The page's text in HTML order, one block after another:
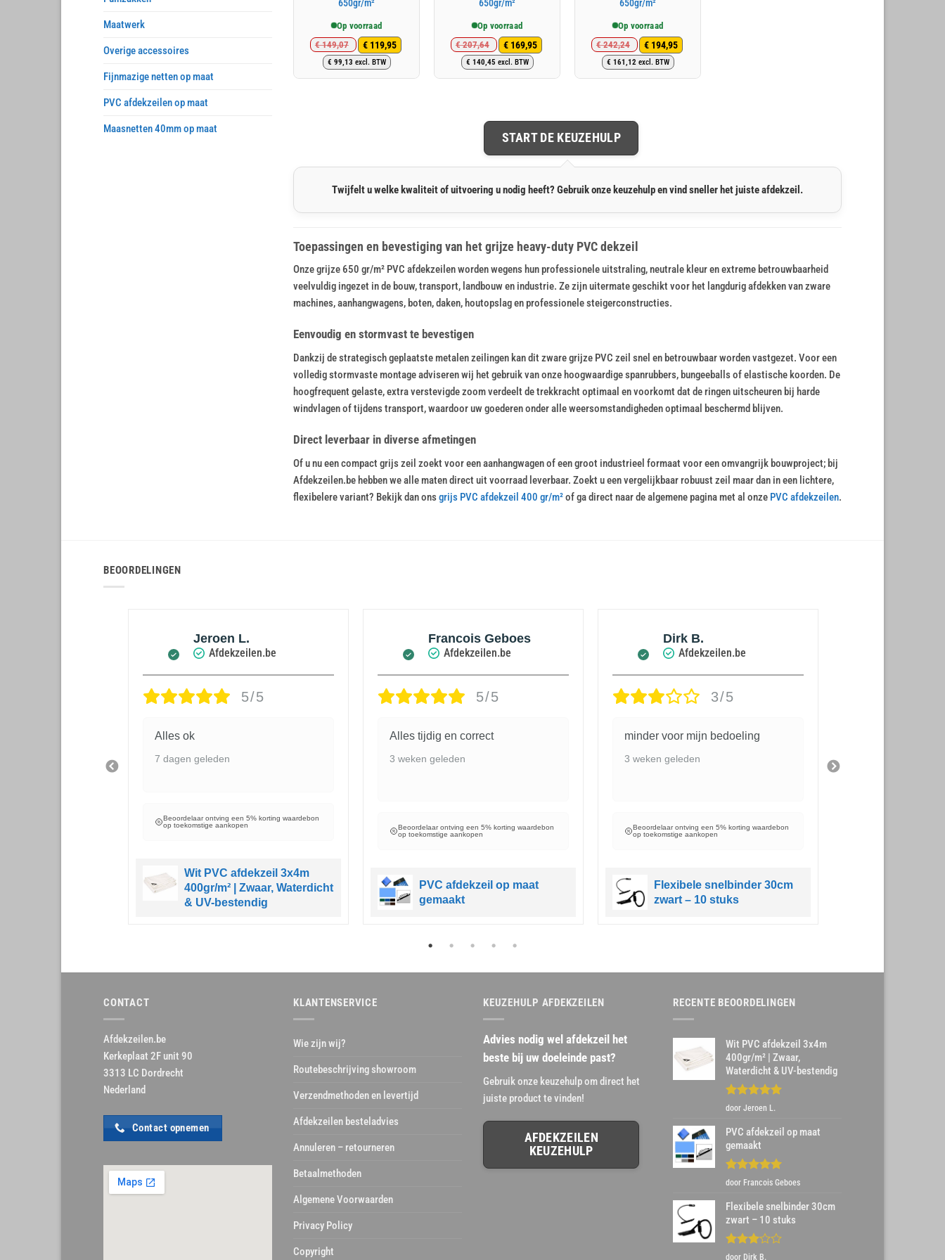
Maatwerk
Overige accessoires
Fijnmazige netten op maat
PVC afdekzeilen op maat
Maasnetten 40mm op maat
650gr/m²
Op voorraad
€149,07
Oorspronkelijke
prijs
was:
€ 119,95
Huidige
prijs
is:
€ 99,13 excl. BTW
650gr/m²
Op voorraad
€207,64
Oorspronkelijke
prijs
was:
€ 169,95
Huidige
prijs
is:
€ 140,45 excl. BTW
650gr/m²
Op voorraad
€242,24
Oorspronkelijke
prijs
was:
€ 194,95
Huidige
prijs
is:
€ 161,12excl. BTW
START DE KEUZEHULP
Twijfelt u welke kwaliteit of uitvoering u nodig heeft? Gebruik onze keuzehulp en vind sneller het juiste afdekzeil.
Toepassingen en bevestiging van het grijze heavy-duty PVC dekzeil
Onze grijze 650 gr/m² PVC afdekzeilen worden wegens hun professionele uitstraling, neutrale kleur en extreme betrouwbaarheid
veelvuldig ingezet in de bouw, transport, landbouw en industrie. Ze zijn uitermate geschikt voor het langdurig afdekken van zware
machines, aanhangwagens, boten, daken, houtopslag en professionele steigerconstructies.
Eenvoudig en stormvast te bevestigen
Dankzij de strategisch geplaatste metalen zeilingen kan dit zware grijze PVC zeil snel en betrouwbaar worden vastgezet. Voor een
volledig stormvaste montage adviseren wij het gebruik van onze hoogwaardige spanrubbers, bungeeballs of elastische koorden. De
hoogfrequent gelaste, extra verstevigde zoom verdeelt de trekkracht optimaal en voorkomt dat de ringen uitscheuren bij harde
windvlagen of tijdens transport, waardoor uw goederen onder alle weersomstandigheden optimaal beschermd blijven.
Direct leverbaar in diverse afmetingen
Of u nu een compact grijs zeil zoekt voor een aanhangwagen of een groot industrieel formaat voor een omvangrijk bouwproject; bij
Afdekzeilen.be hebben we alle maten direct uit voorraad leverbaar. Zoekt u een vergelijkbaar robuust zeil maar dan in een lichtere,
flexibelere variant? Bekijk dan onsgrijs PVC afdekzeil 400 gr/m²of ga direct naar de algemene pagina met al onze PVC afdekzeilen.
BEOORDELINGEN
Jeroen L.
Afdekzeilen.be
5/5
Alles ok
7 dagen geleden
Beoordelaar ontving een 5% korting waardebon
op toekomstige aankopen
Wit PVC afdekzeil 3x4m
400gr/m² | Zwaar, Waterdicht
& UV-bestendig
Francois Geboes
Afdekzeilen.be
5/5
Alles tijdig en correct
3 weken geleden
Beoordelaar ontving een 5% korting waardebon
op toekomstige aankopen
PVC afdekzeil op maat
gemaakt
Dirk B.
Afdekzeilen.be
3/5
minder voor mijn bedoeling
3 weken geleden
Beoordelaar ontving een 5% korting waardebon
op toekomstige aankopen
Flexibele snelbinder 30cm
zwart – 10 stuks
CONTACT
Afdekzeilen.be
Kerkeplaat 2F unit 90
3313 LC Dordrecht
Nederland
Contact opnemen
KLANTENSERVICE
Wie zijn wij?
Routebeschrijving showroom
Verzendmethoden en levertijd
Afdekzeilen besteladvies
Annuleren – retourneren
Betaalmethoden
Algemene Voorwaarden
Privacy Policy
Copyright
KEUZEHULP AFDEKZEILEN
Advies nodig wel afdekzeil het
beste bij uw doeleinde past?
Gebruik onze keuzehulp om direct het
juiste product te vinden!
AFDEKZEILEN
KEUZEHULP
RECENTE BEOORDELINGEN
Wit PVC afdekzeil 3x4m
400gr/m² | Zwaar,
Waterdicht & UV-bestendig
Gewaardeerd
door Jeroen L.
PVC afdekzeil op maat
gemaakt
Gewaardeerd
door Francois Geboes
Flexibele snelbinder 30cm
zwart – 10 stuks
Gewaardeerd
door Dirk B.